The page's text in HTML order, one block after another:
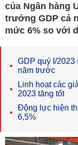
của Ngân hàng
trưởng GDP cả
mức 6% so với
GDP quý I/
năm trước
Linh hoạt các
2023 tăng tốt
Động lực hiện
6,5%